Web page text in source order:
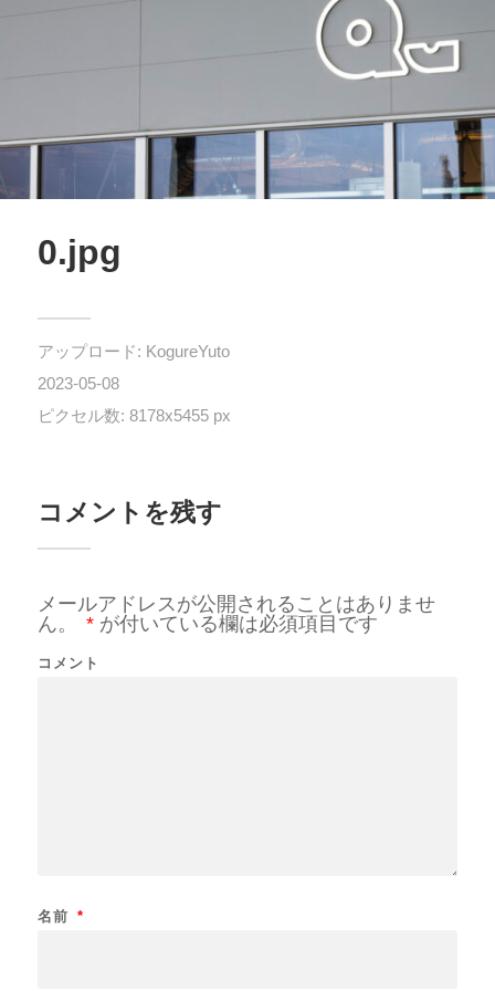
0.jpg
アップロード: KogureYuto
2023-05-08
ピクセル数: 8178x5455 px
コメントを残す
メールアドレスが公開されることはありませ
ん。
*が付いている欄は必須項目です
コメント
名前 *